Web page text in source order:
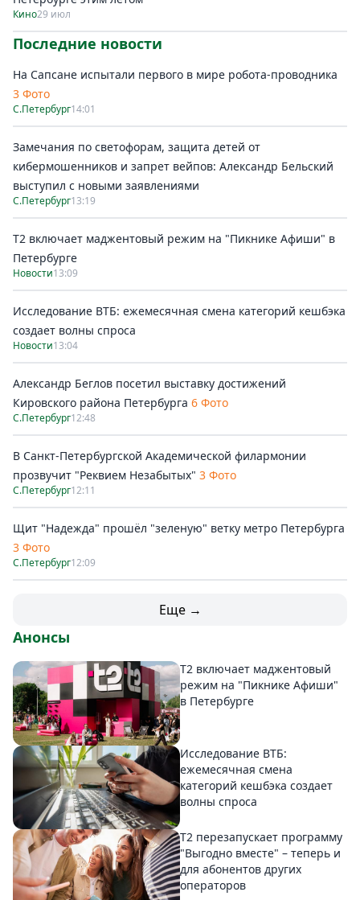
Кино29 июл
Последние новости
На Сапсане испытали первого в мире робота-проводника
3 Фото
С.Петербург14:01
Замечания по светофорам, защита детей от
кибермошенников и запрет вейпов: Александр Бельский
выступил с новыми заявлениями
С.Петербург13:19
Т2 включает маджентовый режим на "Пикнике Афиши" в
Петербурге
Новости13:09
Исследование ВТБ: ежемесячная смена категорий кешбэка
создает волны спроса
Новости13:04
Александр Беглов посетил выставку достижений
Кировского района Петербурга 6 Фото
С.Петербург12:48
В Санкт-Петербургской Академической филармонии
прозвучит "Реквием Незабытых" 3 Фото
С.Петербург12:11
Щит "Надежда" прошёл "зеленую" ветку метро Петербурга
3 Фото
С.Петербург12:09
Еще →
Анонсы
Т2 включает маджентовый
режим на "Пикнике Афиши"
в Петербурге
Исследование ВТБ:
ежемесячная смена
категорий кешбэка создает
волны спроса
Т2 перезапускает программу
"Выгодно вместе" – теперь и
для абонентов других
операторов